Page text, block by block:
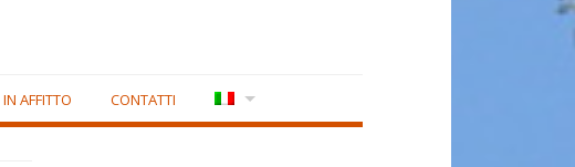
AFFITTO CONTATTI